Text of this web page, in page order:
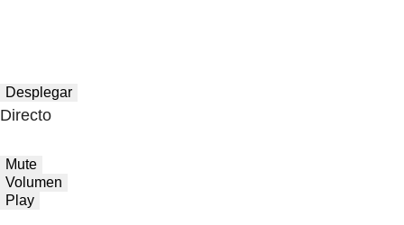
Desplegar
Directo
Mute
Volumen
Play